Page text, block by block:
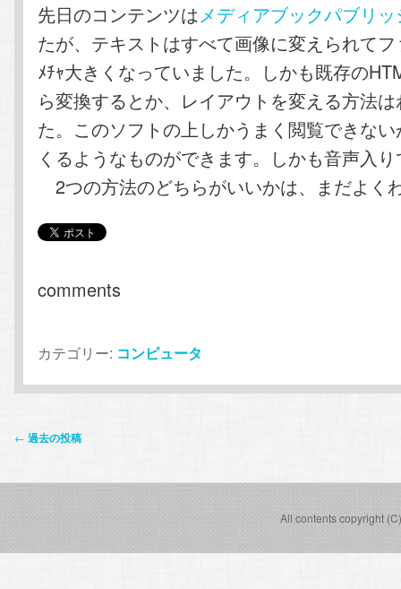
先日のコンテンツはメディアブックパブリ
たが、テキストはすべて画像に変えられて
ﾒﾁｬ大きくなっていました。しかも既存の
ら変換するとか、レイアウトを変える方法
た。このソフトの上しかうまく閲覧できな
くるようなものができます。しかも音声入
2つの方法のどちらがいいかは、まだよく
comments
カテゴリー: コンピュータ
投
ナ
← 過去の投稿
All contents copyright